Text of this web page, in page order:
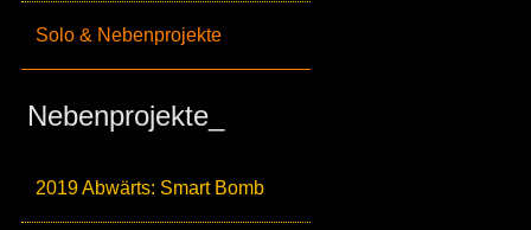
Solo & Nebenprojekte
Nebenprojekte_
2019 Abwärts: Smart Bomb